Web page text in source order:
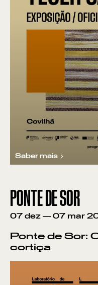
Saber mais
PONTE DE SOR
07 dez — 07 mar
Ponte de Sor:
cortiça